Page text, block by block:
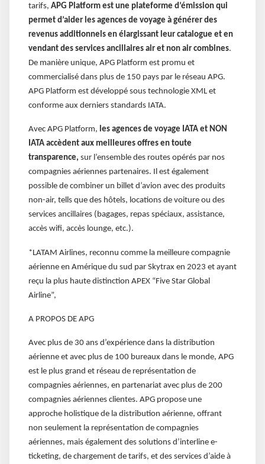
tarifs, APG Platform est une plateforme d’émission qui
permet d’aider les agences de voyage à générer des
revenus additionnels en élargissant leur catalogue et en
vendant des services ancillaires air et non air combines.
De manière unique, APG Platform est promu et
commercialisé dans plus de 150 pays par le réseau APG.
APG Platform est développé sous technologie XML et
conforme aux derniers standards IATA.
Avec APG Platform, les agences de voyage IATA et NON
IATA accèdent aux meilleures offres en toute
transparence, sur l’ensemble des routes opérés par nos
compagnies aériennes partenaires. Il est également
possible de combiner un billet d’avion avec des produits
non-air, tells que des hôtels, locations de voiture ou des
services ancillaires (bagages, repas spéciaux, assistance,
accès wifi, accès lounge, etc.).
*LATAM Airlines, reconnu comme la meilleure compagnie
aérienne en Amérique du sud par Skytrax en 2023 et ayant
reçu la plus haute distinction APEX “Five Star Global
Airline”,
A PROPOS DE APG
Avec plus de 30 ans d’expérience dans la distribution
aérienne et avec plus de 100 bureaux dans le monde, APG
est le plus grand et réseau de représentation de
compagnies aériennes, en partenariat avec plus de 200
compagnies aériennes clientes. APG propose une
approche holistique de la distribution aérienne, offrant
non seulement la représentation de compagnies
aériennes, mais également des solutions d’interline e-
ticketing, de chargement de tarifs, et des services d’aide à